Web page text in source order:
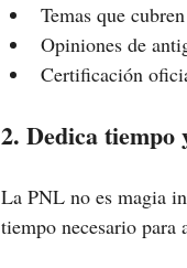
Temas que
Opiniones de
Certificación
2. Dedica tiempo
La PNL no es magia
tiempo necesario para